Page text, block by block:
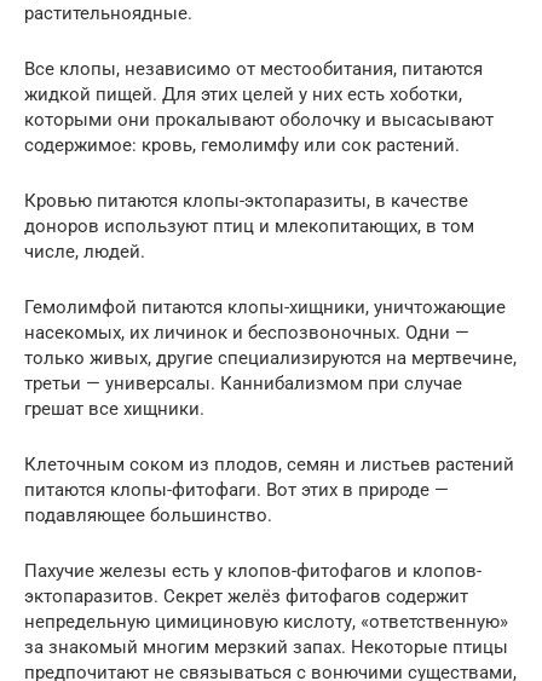
растительноядные.
Все клопы, независимо от местообитания, питаются
жидкой пищей. Для этих целей у них есть хоботки,
которыми они прокалывают оболочку и высасывают
содержимое: кровь, гемолимфу или сок растений.
Кровью питаются клопы-эктопаразиты, в качестве
доноров используют птиц и млекопитающих, в том
числе, людей.
Гемолимфой питаются клопы-хищники, уничтожающие
насекомых, их личинок и беспозвоночных. Одни —
только живых, другие специализируются на мертвечине,
третьи — универсалы. Каннибализмом при случае
грешат все хищники.
Клеточным соком из плодов, семян и листьев растений
питаются клопы-фитофаги. Вот этих в природе —
подавляющее большинство.
Пахучие железы есть у клопов-фитофагов и клопов-
эктопаразитов. Секрет желёз фитофагов содержит
непредельную цимициновую кислоту, «ответственную»
за знакомый многим мерзкий запах. Некоторые птицы
предпочитают не связываться с вонючими существами,